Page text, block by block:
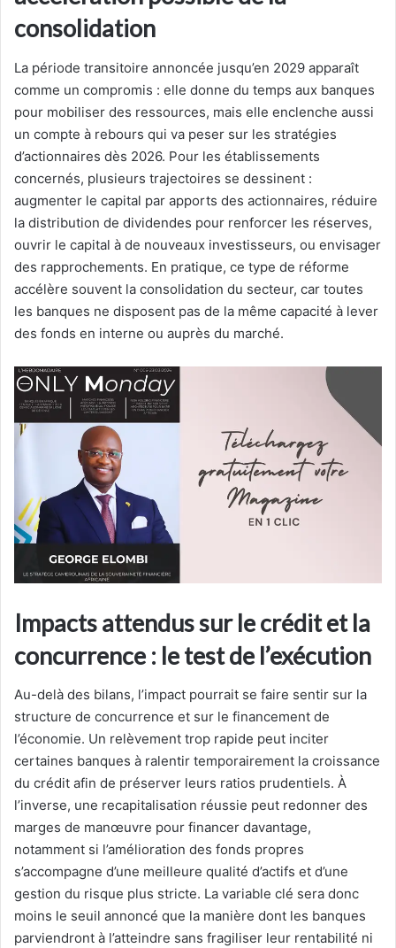
consolidation
La période transitoire annoncée jusqu’en 2029 apparaît
comme un compromis : elle donne du temps aux banques
pour mobiliser des ressources, mais elle enclenche aussi
un compte à rebours qui va peser sur les stratégies
d’actionnaires dès 2026. Pour les établissements
concernés, plusieurs trajectoires se dessinent :
augmenter le capital par apports des actionnaires, réduire
la distribution de dividendes pour renforcer les réserves,
ouvrir le capital à de nouveaux investisseurs, ou envisager
des rapprochements. En pratique, ce type de réforme
accélère souvent la consolidation du secteur, car toutes
les banques ne disposent pas de la même capacité à lever
des fonds en interne ou auprès du marché.
Impacts attendus sur le crédit et la
concurrence : le test de l’exécution
Au-delà des bilans, l’impact pourrait se faire sentir sur la
structure de concurrence et sur le financement de
l’économie. Un relèvement trop rapide peut inciter
certaines banques à ralentir temporairement la croissance
du crédit afin de préserver leurs ratios prudentiels. À
l’inverse, une recapitalisation réussie peut redonner des
marges de manœuvre pour financer davantage,
notamment si l’amélioration des fonds propres
s’accompagne d’une meilleure qualité d’actifs et d’une
gestion du risque plus stricte. La variable clé sera donc
moins le seuil annoncé que la manière dont les banques
parviendront à l’atteindre sans fragiliser leur rentabilité ni